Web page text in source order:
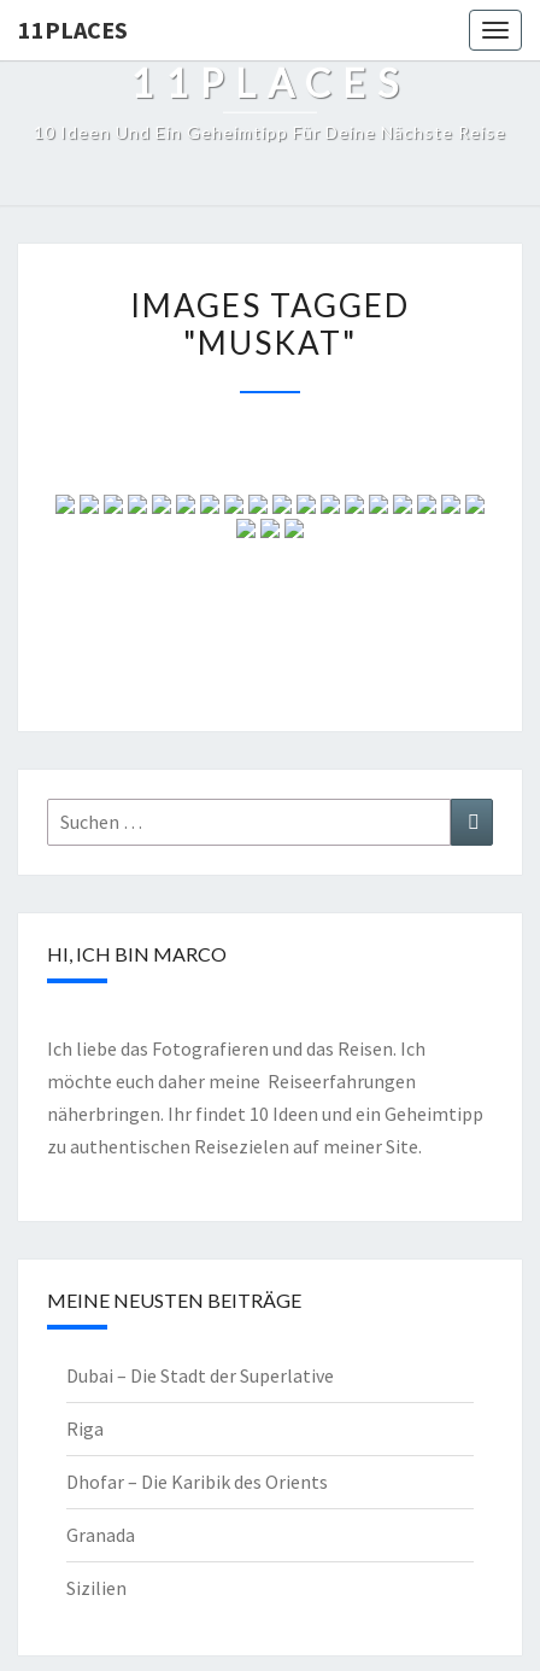
11PLACES
11PLACES
10 Ideen Und Ein Geheimtipp Für Deine Nächste Reise
IMAGES TAGGED
"MUSKAT"
HI, ICH BIN MARCO
Ich liebe das Fotografieren und das Reisen. Ich
möchte euch daher meine Reiseerfahrungen
näherbringen. Ihr findet 10 Ideen und ein Geheimtipp
zu authentischen Reisezielen auf meiner Site.
MEINE NEUSTEN BEITRÄGE
Dubai – Die Stadt der Superlative
Riga
Dhofar – Die Karibik des Orients
Granada
Sizilien